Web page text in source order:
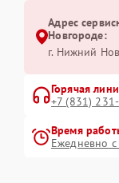
Адрес
Новгороде:
г. Нижний
Горячая
+7 (831)
Время
Ежедневно